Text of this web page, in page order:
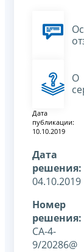
О
Дата
публикации:
10.10.2019
Дата
решения:
04.10.2019
Номер
решения:
СА-4-
9/20286@